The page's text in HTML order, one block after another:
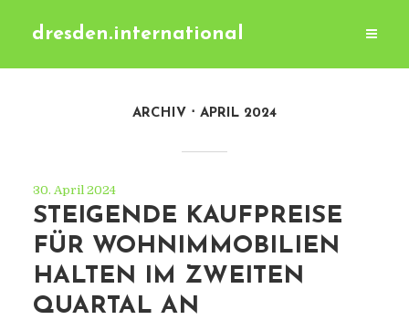
dresden.international
ARCHIV APRIL 2024
30. April 2024
STEIGENDE KAUFPREISE
FÜR WOHNIMMOBILIEN
HALTEN IM ZWEITEN
QUARTAL AN